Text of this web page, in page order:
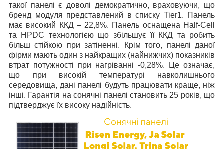
такої панелі є доволі демократично, враховуючи, що
бренд модуля представлений в списку Tier1. Панель
має високий ККД – 22,8%. Панель оснащена Half-Cell
та HPDC технологією що збільшує її ККД та робить
більш стійкою при затіненні. Крім того, панелі даної
фірми мають один з найкращих (найнижчих) показників
втрат потужності при нагріванні -0,28%. Це означає,
що при високій температурі навколишнього
середовища, дані панелі будуть працювати краще, ніж
інші. Гарантія на сонячні панелі становить 25 років, що
підтверджує їх високу надійність.